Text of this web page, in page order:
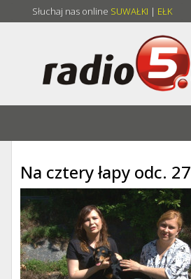
Słuchaj nas online SUWAŁKI | EŁK
Na cztery łapy odc. 27